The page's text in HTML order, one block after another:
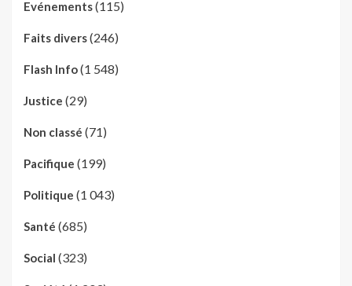
Evénements(115)
Faits divers(246)
Flash Info(1 548)
Justice (29)
Non classé (71)
Pacifique (199)
Politique (1 043)
Santé (685)
Social (323)